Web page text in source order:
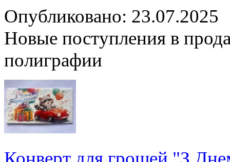
Опубликовано: 23.07.2025
Новые поступления в
полиграфии